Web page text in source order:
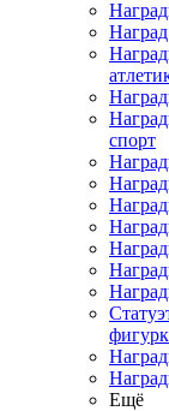
спорт
Ещё